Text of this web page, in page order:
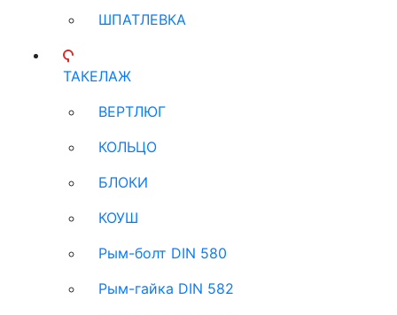
ШПАТЛЕВКА
ТАКЕЛАЖ
ВЕРТЛЮГ
КОЛЬЦО
БЛОКИ
КОУШ
Рым-болт DIN 580
Рым-гайка DIN 582